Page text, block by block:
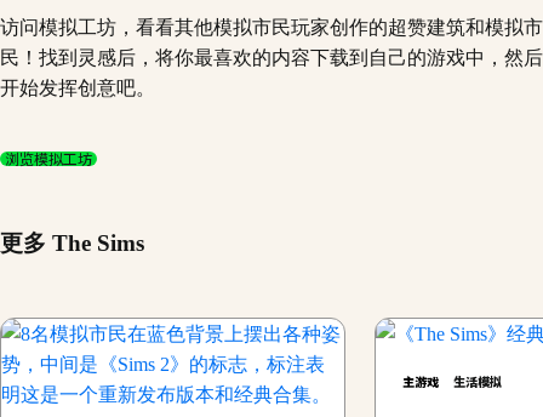
访问模拟工坊，看看其他模拟市民玩家创作的超赞建筑和模拟市
民！找到灵感后，将你最喜欢的内容下载到自己的游戏中，然后
开始发挥创意吧。
浏览模拟工坊
更多 The Sims
主游戏 生活模拟